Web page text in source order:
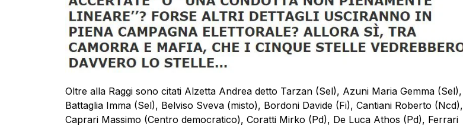
Oltre alla Raggi sono citati Alzetta Andrea detto Tarzan (Sel), Azuni Maria Gemma (Sel),
Battaglia Imma (Sel), Belviso Sveva (misto), Bordoni Davide (Fi), Cantiani Roberto (Ncd),
Caprari Massimo (Centro democratico), Coratti Mirko (Pd), De Luca Athos (Pd), Ferrari